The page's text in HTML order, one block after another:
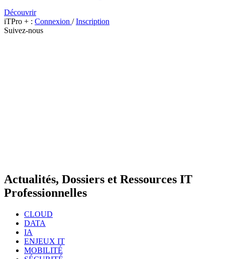
Découvrir
iTPro + : Connexion /Inscription
Suivez-nous
Actualités, Dossiers et Ressources IT
Professionnelles
CLOUD
DATA
IA
ENJEUX IT
MOBILITÉ